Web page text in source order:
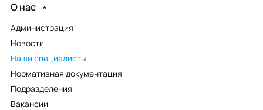
О нас
Администрация
Новости
Наши специалисты
Нормативная документация
Подразделения
Вакансии